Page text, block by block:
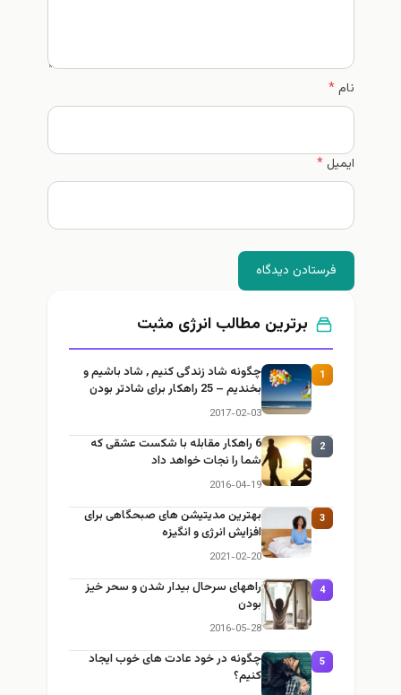
نام*
ایمیل*
فرستادن دیدگاه
برترین مطالب انرژی مثبت
1
چگونه شاد زندگی کنیم , شاد باشیم و
بخندیم – 25 راهکار برای شادتر بودن
2017-02-03
2
6 راهکار مقابله با شکست عشقی که
شما را نجات خواهد داد
2016-04-19
3
بهترین مدیتیشن های صبحگاهی برای
افزایش انرژی و انگیزه
2021-02-20
4
راههای سرحال بیدار شدن و سحر خیز
بودن
2016-05-28
5
چگونه در خود عادت های خوب ایجاد
کنیم؟